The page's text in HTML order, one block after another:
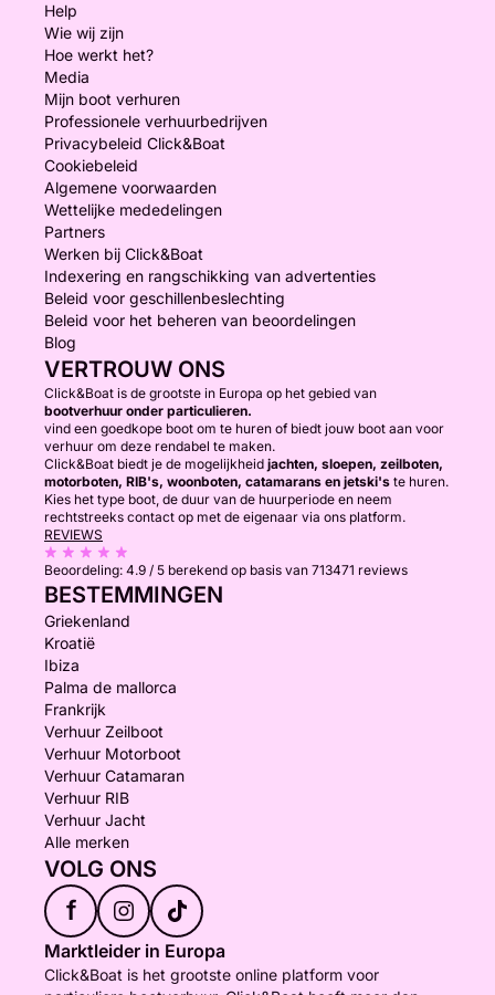
Help
Wie wij zijn
Hoe werkt het?
Media
Mijn boot verhuren
Professionele verhuurbedrijven
Privacybeleid Click&Boat
Cookiebeleid
Algemene voorwaarden
Wettelijke mededelingen
Partners
Werken bij Click&Boat
Indexering en rangschikking van advertenties
Beleid voor geschillenbeslechting
Beleid voor het beheren van beoordelingen
Blog
VERTROUW ONS
Click&Boat is de grootste in Europa op het gebied van
bootverhuur onder particulieren.
vind een goedkope boot om te huren of biedt jouw boot aan voor
verhuur om deze rendabel te maken.
Click&Boat biedt je de mogelijkheid jachten, sloepen, zeilboten,
motorboten, RIB's, woonboten, catamarans en jetski's te huren.
Kies het type boot, de duur van de huurperiode en neem
rechtstreeks contact op met de eigenaar via ons platform.
REVIEWS
Beoordeling: 4.9 / 5 berekend op basis van 713471 reviews
BESTEMMINGEN
Griekenland
Kroatië
Ibiza
Palma de mallorca
Frankrijk
Verhuur Zeilboot
Verhuur Motorboot
Verhuur Catamaran
Verhuur RIB
Verhuur Jacht
Alle merken
VOLG ONS
f
Marktleider in Europa
Click&Boat is het grootste online platform voor